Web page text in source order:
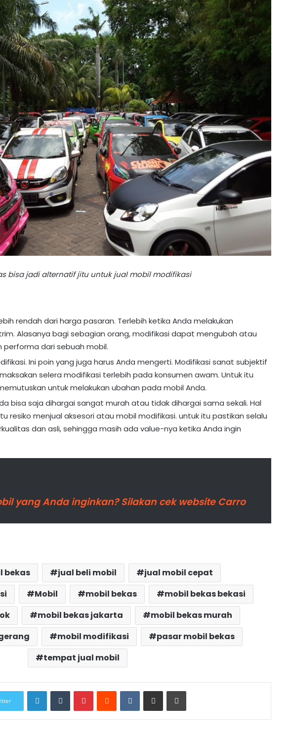
bisa jadi alternatif jitu untuk jual mobil modifikasi
rendah dari harga pasaran. Terlebih ketika Anda melakukan
Alasanya bagi sebagian orang, modifikasi dapat mengubah atau
dari sebuah mobil.
Ini poin yang juga harus Anda mengerti. Modifikasi sanat subjektif
selera modifikasi terlebih pada konsumen awam. Untuk itu
untuk melakukan ubahan pada mobil Anda.
bisa saja dihargai sangat murah atau tidak dihargai sama sekali. Hal
resiko menjual aksesori atau mobil modifikasi. untuk itu pastikan selalu
dan asli, sehingga masih ada value-nya ketika Anda ingin
yang Anda inginkan? Silakan cek website Carro
bekas jual beli mobil
jual mobil cepat
Mobil mobil bekas
mobil bekas bekasi
mobil bekas jakarta
mobil bekas murah
mobil modifikasi
pasar mobil bekas
tempat jual mobil
LinkedInTumblrPinterestReddit VKontakte
Share via Email Print